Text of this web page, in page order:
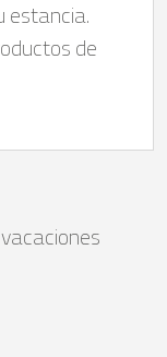
estancia.
de